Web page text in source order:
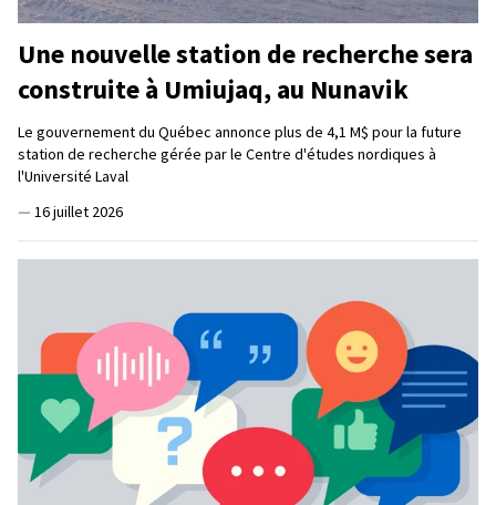
Une nouvelle station de recherche sera
construite à Umiujaq, au Nunavik
Le gouvernement du Québec annonce plus de 4,1 M$ pour la future
station de recherche gérée par le Centre d'études nordiques à
l'Université Laval
— 16 juillet 2026